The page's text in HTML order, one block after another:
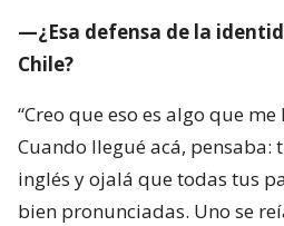
—¿Esa defensa de la
Chile?
“Creo que eso es algo que
Cuando llegué acá, pensaba:
inglés y ojalá que todas tus
bien pronunciadas. Uno se